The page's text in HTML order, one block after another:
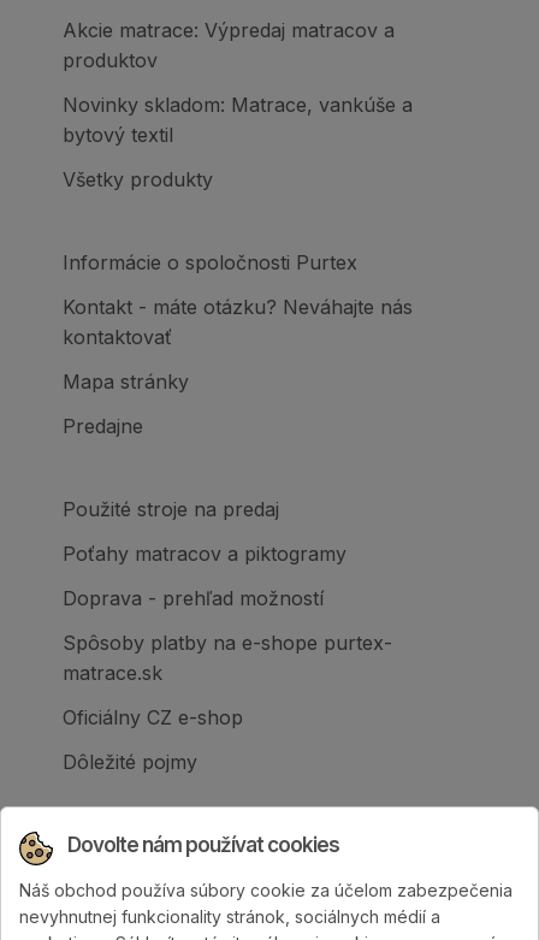
Akcie matrace: Výpredaj matracov a
produktov
Novinky skladom: Matrace, vankúše a
bytový textil
Všetky produkty
Informácie o spoločnosti Purtex
Kontakt - máte otázku? Neváhajte nás
kontaktovať
Mapa stránky
Predajne
Použité stroje na predaj
Poťahy matracov a piktogramy
Doprava - prehľad možností
Spôsoby platby na e-shope purtex-
matrace.sk
Oficiálny CZ e-shop
Dôležité pojmy
Spoločnosť PURTEX s.r.o., založená v roku
1995, je popredným slovenským výrobcom
Dovolte nám používat cookies
Náš obchod používa súbory cookie za účelom zabezpečenia
nevyhnutnej funkcionality stránok, sociálnych médií a